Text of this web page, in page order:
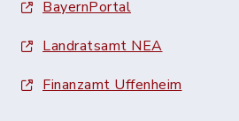
BayernPortal
Landratsamt NEA
Finanzamt Uffenheim